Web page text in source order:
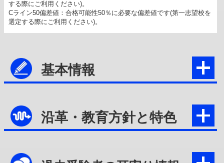
する際にご利用ください)。
Cライン50偏差値：合格可能性50％に必要な偏差値です(第一志望校を
選定する際にご利用ください)。
基本情報
沿革・教育方針と特色